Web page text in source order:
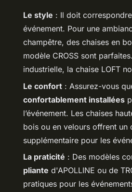
Le style : Il doit
événement. Pour une
champêtre, des chaises en
modèle CROSS sont
industrielle, la chaise LOFT
Le confort : Assurez-vous
confortablement installées
l’événement. Les chaises
bois ou en velours offrent un
supplémentaire pour les
La praticité : Des modèles
pliante d'APOLLINE ou de
pratiques pour les